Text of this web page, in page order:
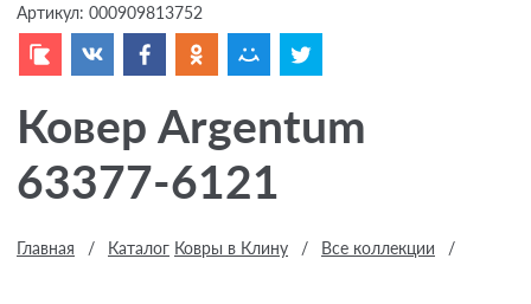
Артикул: 000909813752
Ковер Argentum
63377-6121
Главная / Каталог Ковры в Клину / Все коллекции /